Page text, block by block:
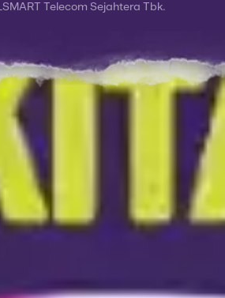
Telecom Sejahtera Tbk.